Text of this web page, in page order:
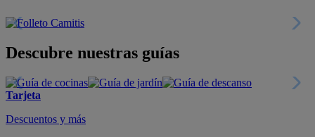
Descubre nuestras guías
Tarjeta
Descuentos y más